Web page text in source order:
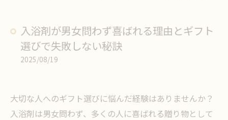
入浴剤が男女問わず喜ばれる理由とギフト
選びで失敗しない秘訣
2025/08/19
大切な人へのギフト選びに悩んだ経験はありませんか？
入浴剤は男女問わず、多くの人に喜ばれる贈り物として